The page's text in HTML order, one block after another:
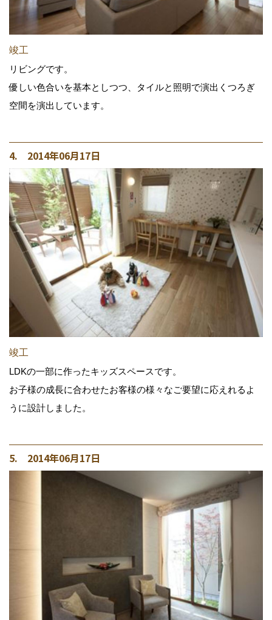
竣工
リビングです。
優しい色合いを基本としつつ、タイルと照明で演出くつろぎ
空間を演出しています。
4. 2014年06月17日
竣工
LDKの一部に作ったキッズスペースです。
お子様の成長に合わせたお客様の様々なご要望に応えれるよ
うに設計しました。
5. 2014年06月17日